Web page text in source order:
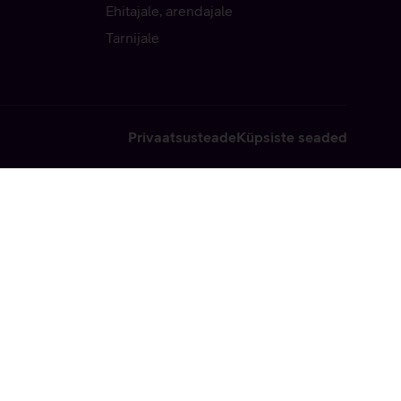
Ehitajale, arendajale
Tarnijale
PrivaatsusteadeKüpsiste seaded